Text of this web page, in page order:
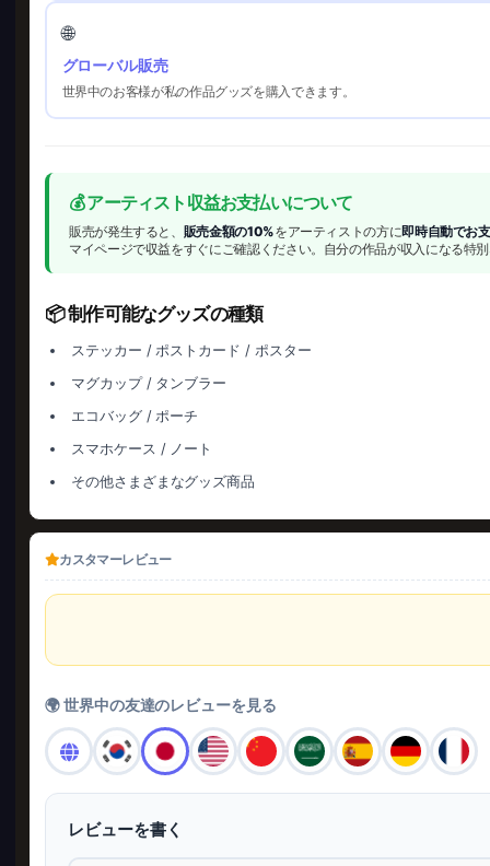
🌐
グローバル販売
世界中のお客様が私の作品グッズを購入できます。
💰 アーティスト収益お支払いについて
販売が発生すると、 販売金額の10%をアーティストの方に即時自動でお
マイページで収益をすぐにご確認ください。自分の作品が収入になる特
📦 制作可能なグッズの種類
ステッカー / ポストカード / ポスター
マグカップ / タンブラー
エコバッグ / ポーチ
スマホケース / ノート
その他さまざまなグッズ商品
カスタマーレビュー
🌍 世界中の友達のレビューを見る
レビューを書く